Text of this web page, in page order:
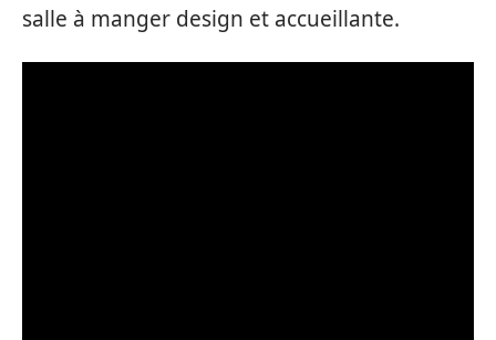
salle à manger design et accueillante.